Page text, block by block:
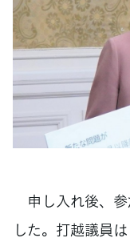
申し入れ後、
した。打越議員